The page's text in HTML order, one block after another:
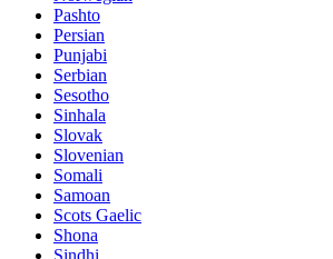
Pashto
Persian
Punjabi
Serbian
Sesotho
Sinhala
Slovak
Slovenian
Somali
Samoan
Scots Gaelic
Shona